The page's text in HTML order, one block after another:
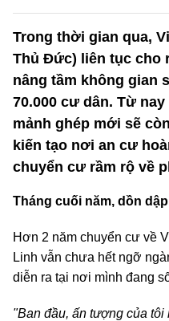
Trong thời gian qua,
Thủ Đức) liên tục cho
nâng tầm không gian
70.000 cư dân. Từ
mảnh ghép mới sẽ
kiến tạo nơi an cư
chuyển cư rầm rộ về
Tháng cuối năm, dồn
Hơn 2 năm chuyển cư về
Linh vẫn chưa hết ngỡ
diễn ra tại nơi mình đang
"Ban đầu, ấn tượng của